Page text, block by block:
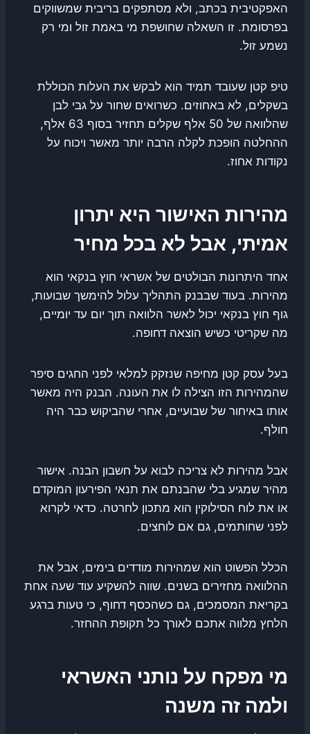
האפקטיבית בכתב, ולא מסתפקים בריבית שמשווקים
בפרסומת. זו השאלה שחושפת מי באמת זול ומי רק
נשמע זול.
טיפ קטן שעובד תמיד הוא לבקש את העלות הכוללת
בשקלים, לא באחוזים. כשרואים שחור על גבי לבן
שהלוואה של 50 אלף שקלים תחזיר בסוף 63 אלף,
ההחלטה הופכת לקלה הרבה יותר מאשר ויכוח על
נקודות אחוז.
מהירות האישור היא יתרון
אמיתי, אבל לא בכל מחיר
אחד היתרונות הבולטים של אשראי חוץ בנקאי הוא
מהירות. בעוד שבבנק התהליך עלול להימשך שבועות,
גוף חוץ בנקאי יכול לאשר הלוואה תוך יום עד יומיים,
מה שקריטי כשיש הוצאה דחופה.
בעל עסק קטן מחיפה שנזקק למלאי לפני החגים סיפר
שהמהירות הזו הצילה לו את העונה. הבנק היה מאשר
אותו באיחור של שבועיים, אחרי שהביקוש כבר היה
חולף.
אבל מהירות לא צריכה לבוא על חשבון הבנה. אישור
מהיר שמגיע בלי שהבנתם את תנאי הפירעון המוקדם
או את לוח הסילוקין הוא מתכון לחרטה. כדאי לקרוא
לפני שחותמים, גם אם לוחצים.
הכלל הפשוט הוא שמהירות מודדים בימים, אבל את
ההלוואה מחזירים בשנים. שווה להשקיע עוד שעה אחת
בקריאת המסמכים, גם כשהכסף דחוף, כי טעות ברגע
הלחץ מלווה אתכם לאורך כל תקופת ההחזר.
מי מפקח על נותני האשראי
ולמה זה משנה